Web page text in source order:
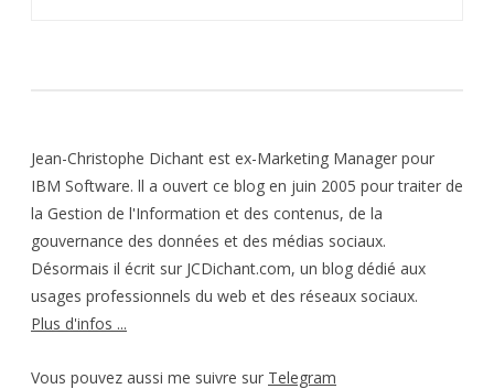
Jean-Christophe Dichant est ex-Marketing Manager pour
IBM Software. ll a ouvert ce blog en juin 2005 pour traiter de
la Gestion de l'Information et des contenus, de la
gouvernance des données et des médias sociaux.
Désormais il écrit sur JCDichant.com, un blog dédié aux
usages professionnels du web et des réseaux sociaux.
Plus d'infos ...
Vous pouvez aussi me suivre sur Telegram